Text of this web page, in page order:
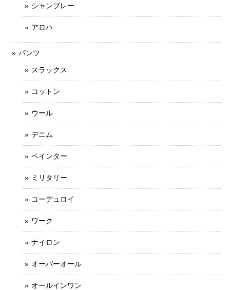
シャンブレー
アロハ
パンツ
スラックス
コットン
ウール
デニム
ペインター
ミリタリー
コーデュロイ
ワーク
ナイロン
オーバーオール
オールインワン